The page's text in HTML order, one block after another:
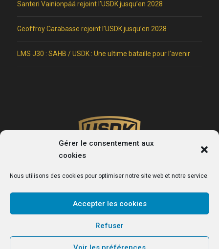
Gérer le consentement aux
cookies
Nous utilisons des cookies pour optimiser notre site web et notre service.
Accepter les cookies
Refuser
Santeri Vainionpää rejoint l’USDK jusqu’en 2028
Geoffroy Carabasse rejoint l’USDK jusqu’en 2028
LMS J30 : SAHB / USDK : Une ultime bataille pour l’avenir
USDK